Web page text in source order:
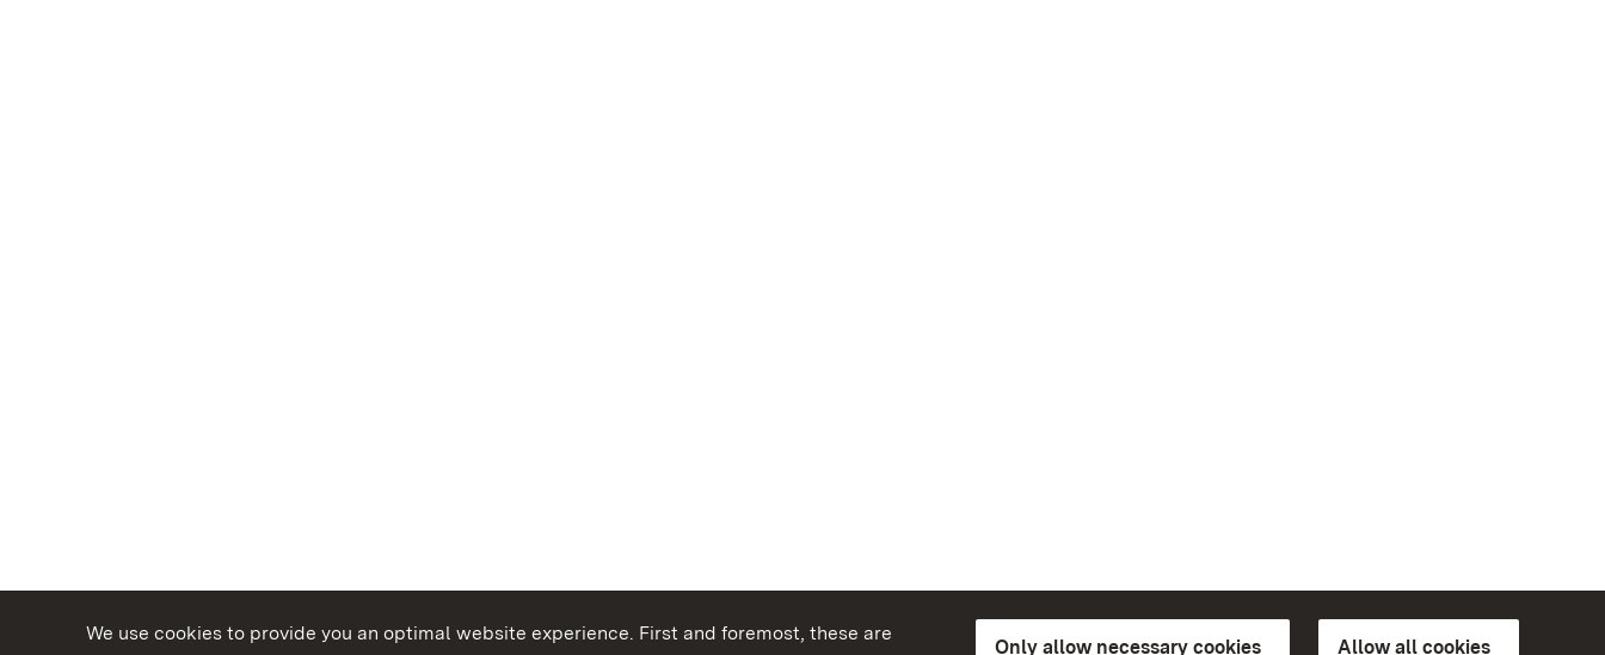
We use cookies to provide you an optimal website experience. First and foremost, these are
Only allow necessary cookies Allow all cookies